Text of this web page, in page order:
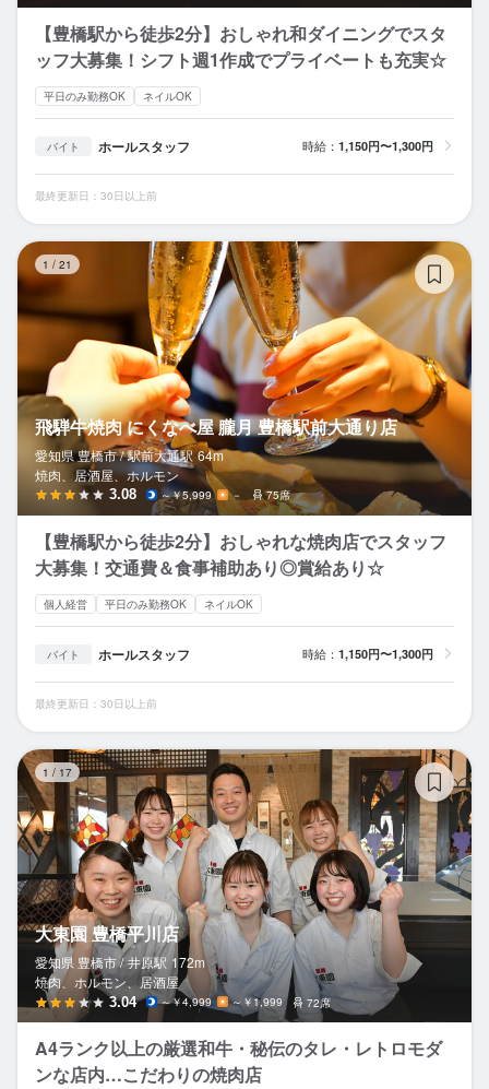
【豊橋駅から徒歩2分】おしゃれ和ダイニングでスタ
ッフ大募集！シフト週1作成でプライベートも充実☆
平日のみ勤務OK ネイルOK
バイト ホールスタッフ 時給： 1,150円〜1,300円
最終更新日：30日以上前
1 / 21
飛騨牛焼肉 にくなべ屋 朧月 豊橋駅前大通り店
愛知県 豊橋市 / 駅前大通駅 64m
焼肉、居酒屋、ホルモン
3.08 ～￥5,999 － 75席
【豊橋駅から徒歩2分】おしゃれな焼肉店でスタッフ
大募集！交通費＆食事補助あり◎賞給あり☆
個人経営 平日のみ勤務OK ネイルOK
バイト ホールスタッフ 時給： 1,150円〜1,300円
最終更新日：30日以上前
1 / 17
大東園 豊橋平川店
愛知県 豊橋市 / 井原駅 172m
焼肉、ホルモン、居酒屋
3.04 ～￥4,999 ～￥1,999 72席
A4ランク以上の厳選和牛・秘伝のタレ・レトロモダ
ンな店内…こだわりの焼肉店